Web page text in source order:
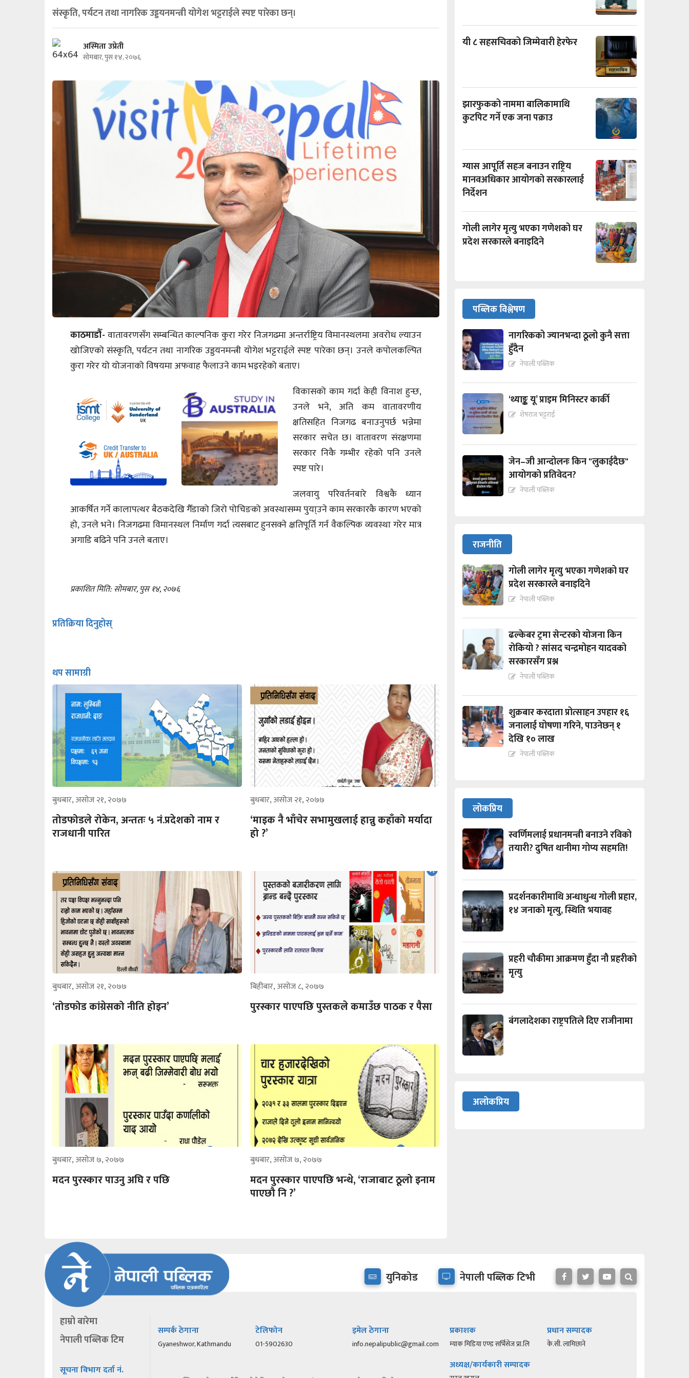
संस्कृति, पर्यटन तथा नागरिक उड्डयनमन्त्री योगेश भट्टराईले स्पष्ट पारेका छन्।
अस्मिता उप्रेती
सोमबार, पुस १४, २०७६
काठमाडौँ- वातावरणसँग सम्बन्धित काल्पनिक कुरा गरेर निजगढमा अन्तर्राष्ट्रिय विमानस्थलमा अवरोध ल्याउन
खोजिएको संस्कृति, पर्यटन तथा नागरिक उड्डयनमन्त्री योगेश भट्टराईले स्पष्ट पारेका छन्। उनले कपोलकल्पित
कुरा गरेर यो योजनाको विषयमा अफवाह फैलाउने काम भइरहेको बताए।
विकासको काम गर्दा केही विनाश हुन्छ,
उनले भने, अति कम वातावरणीय
क्षतिसहित निजगढ बनाउनुपर्छ भन्नेमा
सरकार सचेत छ। वातावरण संरक्षणमा
सरकार निकै गम्भीर रहेको पनि उनले
स्पष्ट पारे।
जलवायु परिवर्तनबारे विश्वकै ध्यान
आकर्षित गर्ने कालापत्थर बैठकदेखि गैँडाको जिरो पोचिङको अवस्थासम्म पुया्उने काम सरकारकै कारण भएको
हो, उनले भने। निजगढमा विमानस्थल निर्माण गर्दा त्यसबाट हुनसक्ने क्षतिपूर्ति गर्न वैकल्पिक व्यवस्था गरेर मात्र
अगाडि बढिने पनि उनले बताए।
प्रकाशित मिति: सोमबार, पुस १४, २०७६
प्रतिक्रिया दिनुहोस्
थप सामाग्री
बुधबार, असोज २१, २०७७
तोडफोडले रोकेन, अन्ततः ५ नं.प्रदेशको नाम र
राजधानी पारित
बुधबार, असोज २१, २०७७
‘माइक नै भाँचेर सभामुखलाई हान्नु कहाँको मर्यादा
हो ?’
बुधबार, असोज २१, २०७७
‘तोडफोड कांग्रेसको नीति होइन’
बिहीबार, असोज ८, २०७७
पुरस्कार पाएपछि पुस्तकले कमाउँछ पाठक र पैसा
बुधबार, असोज ७, २०७७
मदन पुरस्कार पाउनु अघि र पछि
बुधबार, असोज ७, २०७७
मदन पुरस्कार पाएपछि भन्थे, ‘राजाबाट ठूलो इनाम
पाएछौ नि ?’
यी ८ सहसचिवको जिम्मेवारी हेरफेर
झारफुकको नाममा बालिकामाथि
कुटपिट गर्ने एक जना पक्राउ
ग्यास आपूर्ति सहज बनाउन राष्ट्रिय
मानवअधिकार आयोगको सरकारलाई
निर्देशन
गोली लागेर मृत्यु भएका गणेशको घर
प्रदेश सरकारले बनाइदिने
पब्लिक विश्लेषण
नागरिकको ज्यानभन्दा ठूलो कुनै सत्ता
हुँदैन
नेपाली पब्लिक
‘थ्याङ्क यू’ प्राइम मिनिस्टर कार्की
शेषराज भट्टराई
जेन–जी आन्दोलनः किन "लुकाईदैछ"
आयोगको प्रतिवेदन?
नेपाली पब्लिक
राजनीति
गोली लागेर मृत्यु भएका गणेशको घर
प्रदेश सरकारले बनाइदिने
नेपाली पब्लिक
ढल्केबर ट्रमा सेन्टरको योजना किन
रोकियो ? सांसद चन्द्रमोहन यादवको
सरकारसँग प्रश्न
नेपाली पब्लिक
शुक्रबार करदाता प्रोत्साहन उपहार १६
जनालाई घोषणा गरिने, पाउनेछन् १
देखि १० लाख
नेपाली पब्लिक
लोकप्रिय
स्वर्णिमलाई प्रधानमन्त्री बनाउने रविको
तयारी? दुषित थानीमा गोप्य सहमति!
प्रदर्शनकारीमाथि अन्धाधुन्ध गोली प्रहार,
१४ जनाको मृत्यु, स्थिति भयावह
प्रहरी चौकीमा आक्रमण हुँदा नौ प्रहरीको
मृत्यु
बंगलादेशका राष्ट्रपतिले दिए राजीनामा
अलोकप्रिय
युनिकोड नेपाली पब्लिक टिभी
हाम्रो बारेमा
नेपाली पब्लिक टिम
सूचना विभाग दर्ता नं.
सम्पर्क ठेगाना
Gyaneshwor, Kathmandu
टेलिफोन
01-5902630
इमेल ठेगाना
info.nepalipublic@gmail.com
प्रकाशक
म्याक मिडिया एण्ड सर्भिसेज प्रा.लि
अध्यक्ष/कार्यकारी सम्पादक
प्रधान सम्पादक
के.सी. लामिछाने